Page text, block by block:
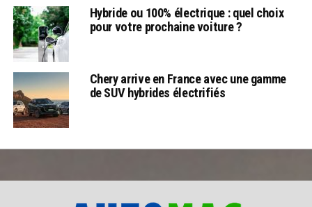
Hybride ou 100% électrique : quel choix
pour votre prochaine voiture ?
Chery arrive en France avec une gamme
de SUV hybrides électrifiés